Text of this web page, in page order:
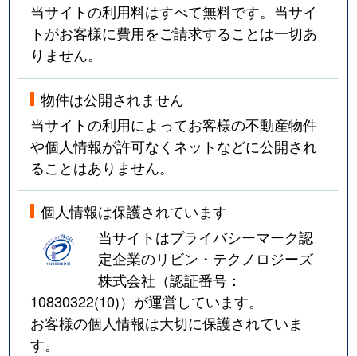
当サイトの利用料はすべて無料です。当サイ
トがお客様に費用をご請求することは一切あ
りません。
物件は公開されません
当サイトの利用によってお客様の不動産物件
や個人情報が許可なくネットなどに公開され
ることはありません。
個人情報は保護されています
当サイトはプライバシーマーク認
定企業のリビン・テクノロジーズ
株式会社（認証番号：
10830322(10)）が運営しています。
お客様の個人情報は大切に保護されていま
す。